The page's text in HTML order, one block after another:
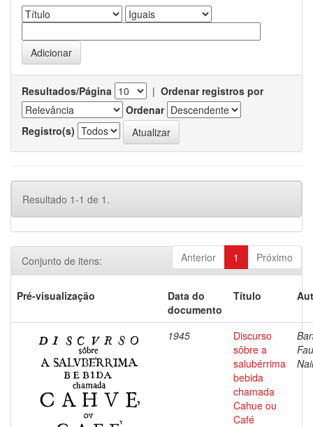
Resultados/Página | Ordenar registros por
Ordenar
Registro(s)
Resultado 1-1 de 1.
Anterior 1 Próximo
Conjunto de itens:
Pré-visualização
Data do
documento
Título
1945
Discurso
sôbre a
salubérrima
bebida
chamada
Cahue ou
Café